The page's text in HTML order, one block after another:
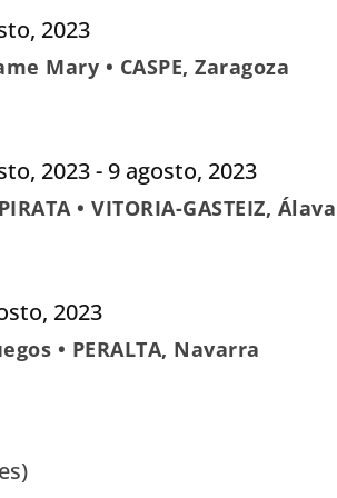
2023
Mary • CASPE, Zaragoza
2023- 9 agosto, 2023
• VITORIA-GASTEIZ, Álava
2023
• PERALTA, Navarra